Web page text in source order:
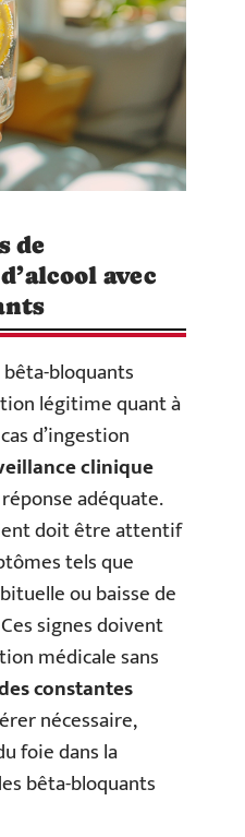
de
avec
bêta-bloquants
légitime quant à
d’ingestion
clinique
adéquate.
doit être attentif
tels que
ou baisse de
signes doivent
médicale sans
constantes
nécessaire,
foie dans la
bêta-bloquants